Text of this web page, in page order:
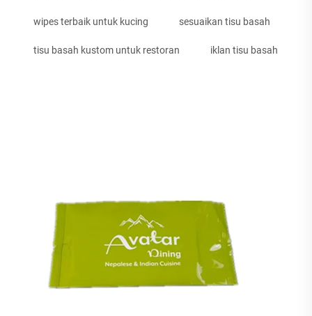
wipes terbaik untuk kucing sesuaikan tisu basah
tisu basah kustom untuk restoran iklan tisu basah